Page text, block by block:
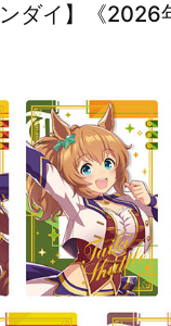
ダイ】《2026